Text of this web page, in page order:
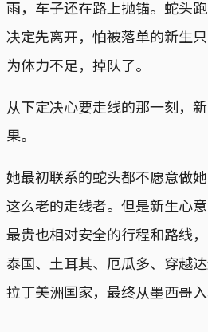
雨，车子还在路上抛锚。蛇头
决定先离开，怕被落单的新生
为体力不足，掉队了。
从下定决心要走线的那一刻，
果。
她最初联系的蛇头都不愿意做
这么老的走线者。但是新生心
最贵也相对安全的行程和路线
泰国、土耳其、厄瓜多、穿越
拉丁美洲国家，最终从墨西哥入